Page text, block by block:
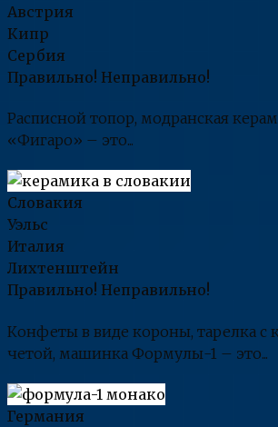
Австрия
Кипр
Сербия
Правильно! Неправильно!
Расписной топор, модранская
«Фигаро» – это...
Словакия
Уэльс
Италия
Лихтенштейн
Правильно! Неправильно!
Конфеты в виде короны, тарелка с
четой, машинка Формулы-1 – это...
Германия